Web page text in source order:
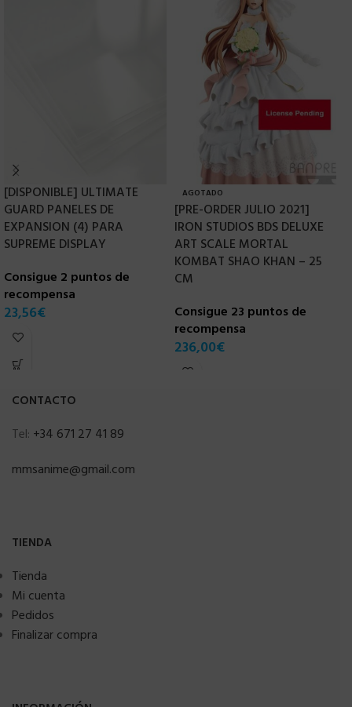
[DISPONIBLE] ULTIMATE
GUARD PANELES DE
EXPANSION (4) PARA
SUPREME DISPLAY
Consigue 2 puntos de
recompensa
23,56€
AGOTADO
[PRE-ORDER JULIO 2021]
IRON STUDIOS BDS DELUXE
ART SCALE MORTAL
KOMBAT SHAO KHAN – 25
CM
Consigue 23 puntos de
recompensa
236,00€
CONTACTO
Tel: +34 671 27 41 89
mmsanime@gmail.com
TIENDA
Tienda
Mi cuenta
Pedidos
Finalizar compra